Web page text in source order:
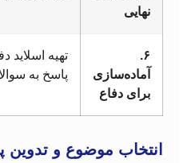
نهایی
۶.
آماده‌سازی
برای دفاع
تهیه اسلاید
پاسخ به
انتخاب موضوع و تدوین